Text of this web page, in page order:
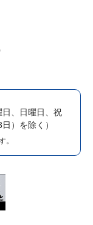
日、日曜日、祝
）を除く）
。